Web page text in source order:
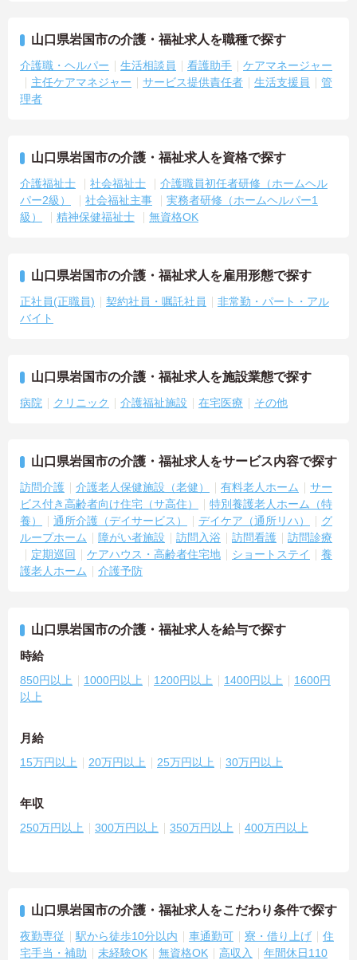
山口県岩国市の介護・福祉求人を職種で探す
介護職・ヘルパー 生活相談員 看護助手
ケアマネージャー
主任ケアマネジャー
サービス提供責任者 生活支援員
管
理者
山口県岩国市の介護・福祉求人を資格で探す
介護福祉士 社会福祉士
介護職員初任者研修（ホームヘル
パー2級）
社会福祉主事
実務者研修（ホームヘルパー1
級）
精神保健福祉士 無資格OK
山口県岩国市の介護・福祉求人を雇用形態で探す
正社員(正職員) 契約社員・嘱託社員
非常勤・パート・アル
バイト
山口県岩国市の介護・福祉求人を施設業態で探す
病院 クリニック 介護福祉施設 在宅医療 その他
山口県岩国市の介護・福祉求人をサービス内容で探す
訪問介護 介護老人保健施設（老健） 有料老人ホーム
サー
ビス付き高齢者向け住宅（サ高住）
特別養護老人ホーム（特
養）
通所介護（デイサービス） デイケア（通所リハ）
グ
ループホーム
障がい者施設 訪問入浴 訪問看護
訪問診療
定期巡回
ケアハウス・高齢者住宅地 ショートステイ
養
護老人ホーム
介護予防
山口県岩国市の介護・福祉求人を給与で探す
時給
850円以上 1000円以上 1200円以上 1400円以上
1600円
以上
月給
15万円以上 20万円以上 25万円以上 30万円以上
年収
250万円以上 300万円以上 350万円以上 400万円以上
山口県岩国市の介護・福祉求人をこだわり条件で探す
夜勤専従 駅から徒歩10分以内 車通勤可 寮・借り上げ
住
宅手当・補助
未経験OK 無資格OK 高収入
年間休日110